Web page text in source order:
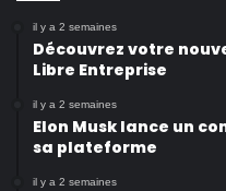
il y a 2 semaines
Découvrez votre
Libre Entreprise
il y a 2 semaines
Elon Musk lance un
sa plateforme
il y a 2 semaines